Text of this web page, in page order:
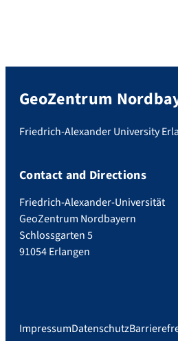
GeoZentrum
Friedrich-Alexander University
Contact and Directions
Friedrich-Alexander-Universität
GeoZentrum Nordbayern
Schlossgarten 5
91054 Erlangen
ImpressumDatenschutz